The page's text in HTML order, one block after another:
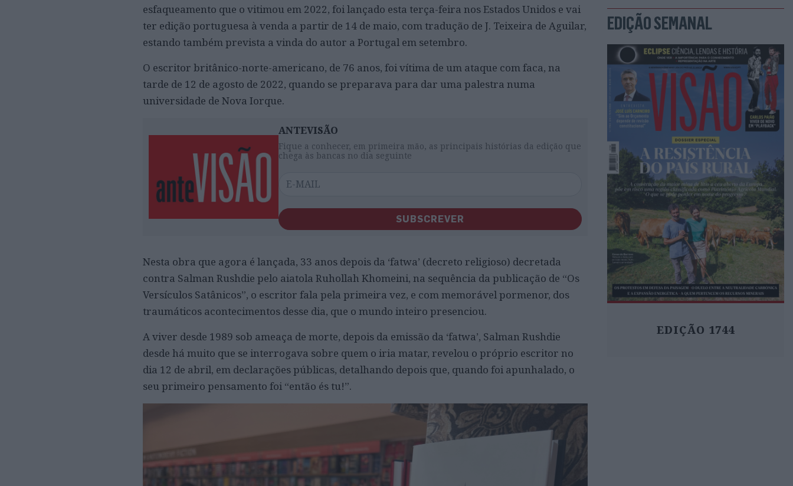
esfaqueamento que o vitimou em 2022, foi lançado esta terça-feira nos Estados Unidos e vai
ter edição portuguesa à venda a partir de 14 de maio, com tradução de J. Teixeira de Aguilar,
estando também prevista a vinda do autor a Portugal em setembro.
O escritor britânico-norte-americano, de 76 anos, foi vítima de um ataque com faca, na
tarde de 12 de agosto de 2022, quando se preparava para dar uma palestra numa
universidade de Nova Iorque.
ANTEVISÃO
Fique a conhecer, em primeira mão, as principais histórias da edição que
chega às bancas no dia seguinte
SUBSCREVER
Nesta obra que agora é lançada, 33 anos depois da ‘fatwa’ (decreto religioso) decretada
contra Salman Rushdie pelo aiatola Ruhollah Khomeini, na sequência da publicação de “Os
Versículos Satânicos”, o escritor fala pela primeira vez, e com memorável pormenor, dos
traumáticos acontecimentos desse dia, que o mundo inteiro presenciou.
A viver desde 1989 sob ameaça de morte, depois da emissão da ‘fatwa’, Salman Rushdie
desde há muito que se interrogava sobre quem o iria matar, revelou o próprio escritor no
dia 12 de abril, em declarações públicas, detalhando depois que, quando foi apunhalado, o
seu primeiro pensamento foi “então és tu!”.
EDIÇÃO SEMANAL
EDIÇÃO 1744